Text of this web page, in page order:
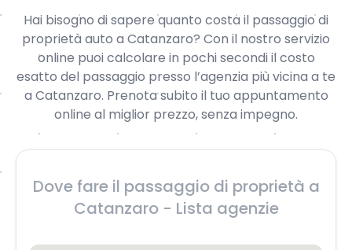
Hai bisogno di sapere quanto costa il passaggio di
proprietà auto a Catanzaro? Con il nostro servizio
online puoi calcolare in pochi secondi il costo
esatto del passaggio presso l’agenzia più vicina a te
a Catanzaro. Prenota subito il tuo appuntamento
online al miglior prezzo, senza impegno.
Dove fare il passaggio di proprietà a
Catanzaro - Lista agenzie